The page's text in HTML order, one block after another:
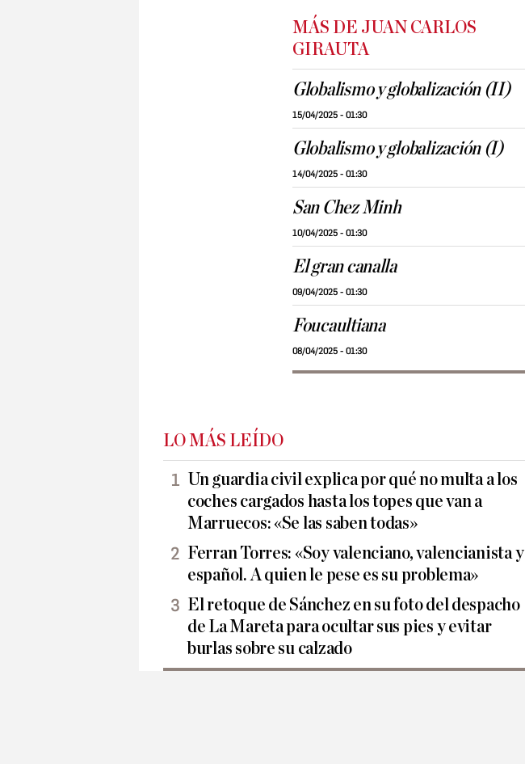
MÁS DE JUAN CARLOS
GIRAUTA
Globalismo y globalización (II)
15/04/2025 - 01:30
Globalismo y globalización (I)
14/04/2025 - 01:30
San Chez Minh
10/04/2025 - 01:30
El gran canalla
09/04/2025 - 01:30
Foucaultiana
08/04/2025 - 01:30
LO MÁS LEÍDO
Un guardia civil explica por qué no multa a los
coches cargados hasta los topes que van a
Marruecos: «Se las saben todas»
Ferran Torres: «Soy valenciano, valencianista y
español. A quien le pese es su problema»
El retoque de Sánchez en su foto del despacho
de La Mareta para ocultar sus pies y evitar
burlas sobre su calzado